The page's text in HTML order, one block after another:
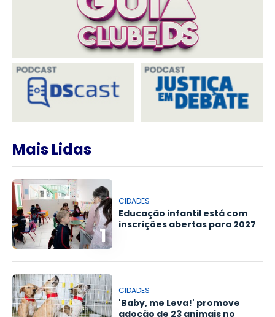
Mais Lidas
1
CIDADES
Educação infantil está com
inscrições abertas para 2027
CIDADES
'Baby, me Leva!' promove
adoção de 23 animais no